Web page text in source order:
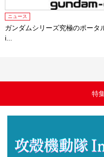
ニュース
ガンダムシリーズ究極のポータ
i...
特